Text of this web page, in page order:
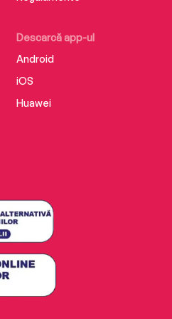
Descarcă app-ul
Android
iOS
Huawei